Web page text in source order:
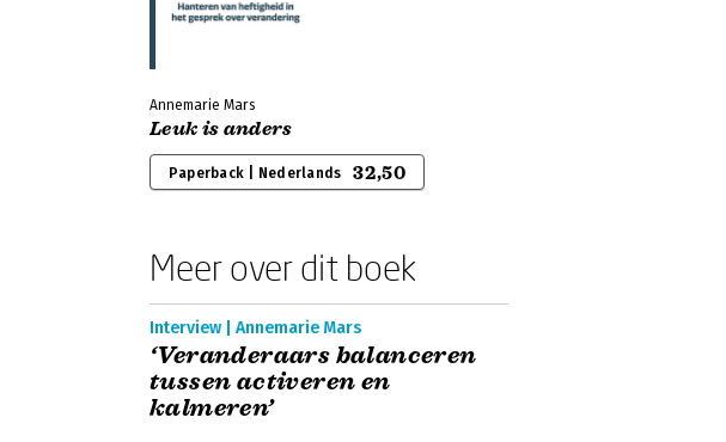
Annemarie Mars
Leuk is anders
Paperback | Nederlands 32,50
Meer over dit boek
Interview | Annemarie Mars
‘Veranderaars balanceren
tussen activeren en
kalmeren’